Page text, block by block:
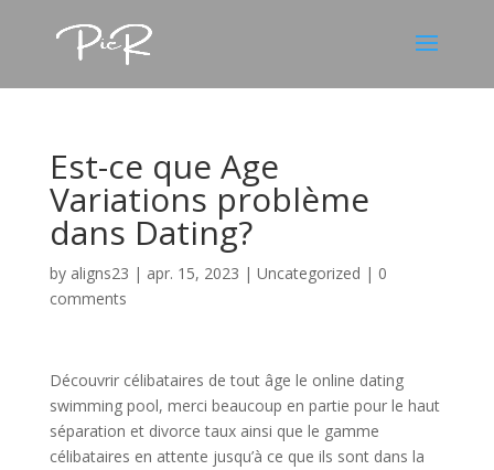
Est-ce que Age
Variations problème
dans Dating?
by aligns23 | apr. 15, 2023 | Uncategorized | 0
comments
Découvrir célibataires de tout âge le online dating
swimming pool, merci beaucoup en partie pour le haut
séparation et divorce taux ainsi que le gamme
célibataires en attente jusqu’à ce que ils sont dans la